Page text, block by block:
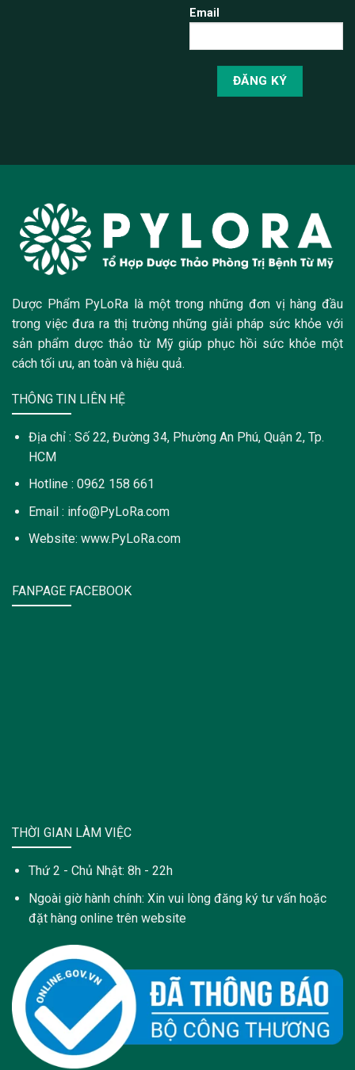
Email
Dược Phẩm PyLoRa là một trong những đơn vị hàng đầu
trong việc đưa ra thị trường những giải pháp sức khỏe với
sản phẩm dược thảo từ Mỹ giúp phục hồi sức khỏe một
cách tối ưu, an toàn và hiệu quả.
THÔNG TIN LIÊN HỆ
Địa chỉ : Số 22, Đường 34, Phường An Phú, Quận 2, Tp.
HCM
Hotline : 0962 158 661
Email : info@PyLoRa.com
Website: www.PyLoRa.com
FANPAGE FACEBOOK
THỜI GIAN LÀM VIỆC
Thứ 2 - Chủ Nhật: 8h - 22h
Ngoài giờ hành chính: Xin vui lòng đăng ký tư vấn hoặc
đặt hàng online trên website